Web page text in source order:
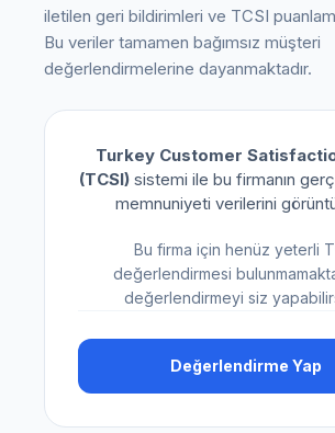
iletilen geri bildirimleri ve TCSI
Bu veriler tamamen bağımsız müşteri
değerlendirmelerine dayanmaktadır.
Turkey Customer
(TCSI)sistemi ile bu firmanın
memnuniyeti verilerini
Bu firma için henüz yeterli
değerlendirmesi
değerlendirmeyi siz
Değerlendirme Yap